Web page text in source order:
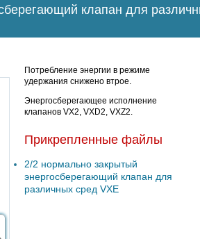
клапан для
Потребление энергии в режиме
удержания снижено втрое.
Энергосберегающее исполнение
клапанов VX2, VXD2, VXZ2.
Прикрепленные файлы
2/2 нормально закрытый
энергосберегающий клапан для
различных сред VXE